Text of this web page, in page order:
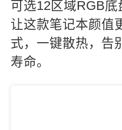
可选12区域RGB底
让这款笔记本颜值
式，一键散热，告
寿命。